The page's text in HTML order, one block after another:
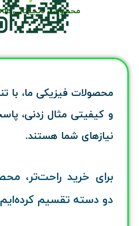
محصولات دیجیتالی QR-code
محصولات فیزیکی ما، با
و کیفیتی مثال زدنی،
نیازهای شما هستند.
برای خرید راحت‌تر،
دو دسته تقسیم